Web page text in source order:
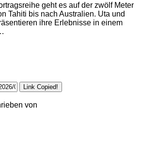
geht es auf der zwölf Meter
Tahiti bis nach Australien. Uta und
ihre Erlebnisse in einem
Link Copied!
von